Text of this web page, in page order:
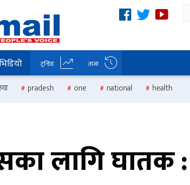
ट्रन्डिङ ताजा
pradesh one national health
लागि घातक :